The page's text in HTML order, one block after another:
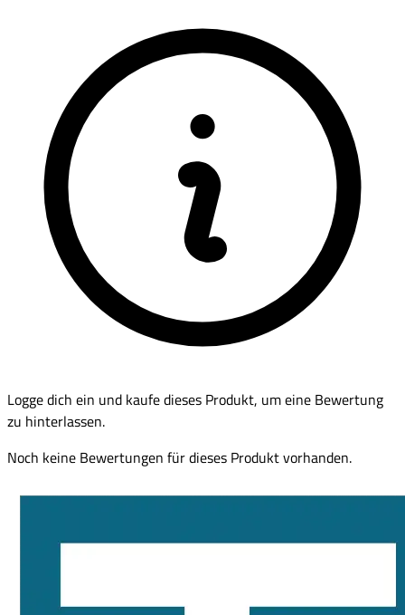
Logge dich ein und kaufe dieses Produkt, um eine Bewertung
zu hinterlassen.
Noch keine Bewertungen für dieses Produkt vorhanden.